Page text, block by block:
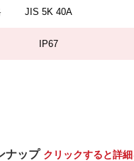
JIS 5K 40A
IP67
ナップ クリックすると詳